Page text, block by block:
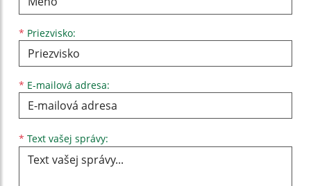
* Priezvisko:
* E-mailová adresa:
* Text vašej správy: